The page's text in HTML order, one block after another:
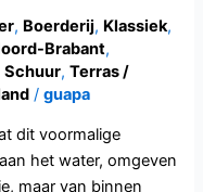
, Boerderij, Klassiek,
Brabant,
Schuur,Terras /
/guapa
dit voormalige
het water, omgeven
maar van binnen